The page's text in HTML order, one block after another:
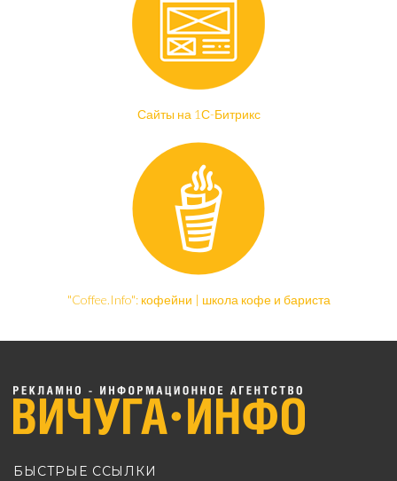
Сайты на 1С-Битрикс
"Coffee.Info": кофейни | школа кофе и бариста
БЫСТРЫЕ ССЫЛКИ